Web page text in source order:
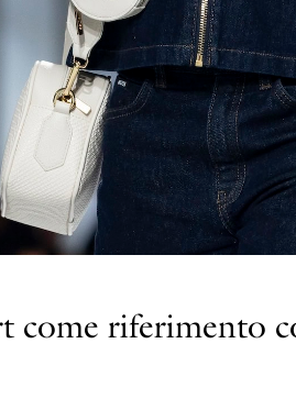
come riferimento